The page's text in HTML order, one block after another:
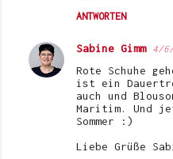
ANTWORTEN
Sabine Gimm 4/
Rote Schuhe
ist ein
auch und
Maritim. Und
Sommer :)
Liebe Grüße